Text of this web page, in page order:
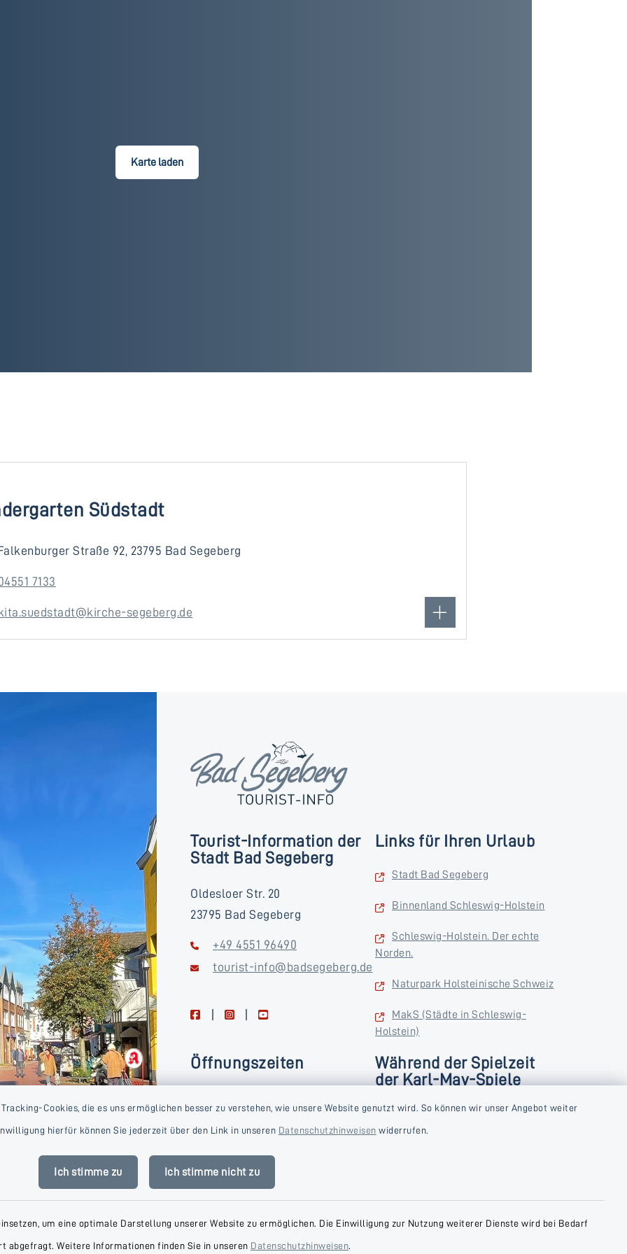
Cookies, die es uns ermöglichen besser zu verstehen, wie unsere Website genutzt wird. So können wir unser Angebot weiter
hierfür können Sie jederzeit über den Link in unseren Datenschutzhinweisen widerrufen.
Ich stimme zu Ich stimme nicht zu
um eine optimale Darstellung unserer Website zu ermöglichen. Die Einwilligung zur Nutzung weiterer Dienste wird bei Bedarf
abgefragt. Weitere Informationen finden Sie in unseren Datenschutzhinweisen.
Karte laden
Südstadt
Straße 92, 23795 Bad Segeberg
7133
segeberg.de
Tourist-Information der
Stadt Bad Segeberg
Oldesloer Str. 20
23795 Bad Segeberg
+49 4551 96490
tourist-info@badsegeberg.de
facebookinstagramyoutube
Links für Ihren Urlaub
Stadt Bad Segeberg
Binnenland Schleswig-Holstein
Schleswig-Holstein. Der echte
Norden.
Naturpark Holsteinische Schweiz
MakS (Städte in Schleswig-
Holstein)
Öffnungszeiten
Freitag
09:00-16:00 Uhr
Mittwoch
09:00-14:00 Uhr
Während der Spielzeit
der Karl-May-Spiele
Donnerstag und Freitag